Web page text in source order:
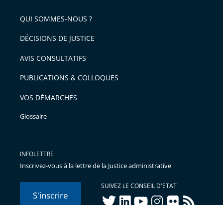
QUI SOMMES-NOUS ?
DÉCISIONS DE JUSTICE
AVIS CONSULTATIFS
PUBLICATIONS & COLLOQUES
VOS DÉMARCHES
Glossaire
INFOLETTRE
Inscrivez-vous à la lettre de la Justice administrative
S'inscrire
SUIVEZ LE CONSEIL D'ETAT
twitterlinkedInyoutubeinstagram
flickr rss